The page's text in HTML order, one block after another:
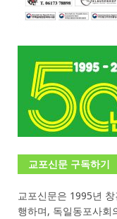
교포신문 구독하기
교포신문은 1995년
행하며, 독일동포사회